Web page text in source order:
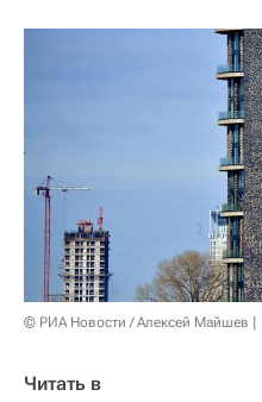
© РИА Новости / Алексей Майшев
Читать в